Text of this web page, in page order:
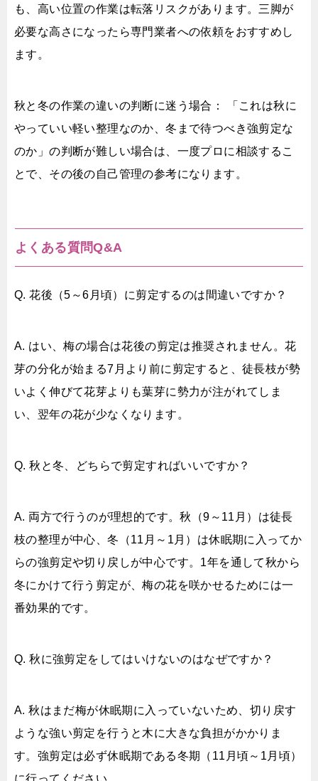
も、高い位置の作業は転落リスクがあります。三脚が
必要な高さになったら専門業者への依頼をおすすめし
ます。
秋と冬の作業の違いの判断に迷う場合： 「これは秋に
やっていい軽い整理なのか、冬まで待つべき強剪定な
のか」の判断が難しい場合は、一度プロに相談するこ
とで、その後の自己管理の参考になります。
よくある質問Q&A
Q. 花後（5～6月頃）に剪定するのは間違いですか？
A. はい、梅の場合は花後の剪定は推奨されません。花
芽の分化が始まる7月より前に剪定すると、徒長枝が勢
いよく伸びて花芽よりも葉芽に勢力が注がれてしま
い、翌年の花が少なくなります。
Q. 秋と冬、どちらで剪定すればいいですか？
A. 両方で行うのが理想的です。秋（9～11月）は徒長
枝の整理が中心、冬（11月～1月）は休眠期に入ってか
らの強剪定や切り戻しが中心です。1年を通して秋から
冬にかけて行う剪定が、梅の花を咲かせるためには一
番効果的です。
Q. 秋に強剪定をしてはいけないのはなぜですか？
A. 秋はまだ梅が休眠期に入っていないため、切り戻す
ような強い剪定を行うと木に大きな負担がかかりま
す。強剪定は必ず休眠期である冬期（11月頃～1月頃）